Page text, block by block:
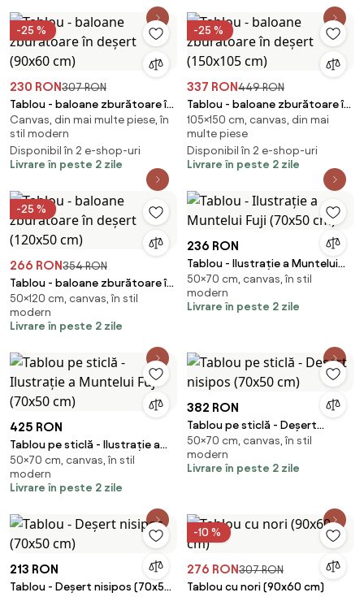
-25 %
230 RON307 RON
Tablou - baloane zburătoare în
deșert (90x60 cm)
Canvas, din mai multe piese, în
stil modern
Disponibil în 2 e-shop-uri
Livrare în peste 2 zile
-25 %
337 RON449 RON
Tablou - baloane zburătoare în
deșert (150x105 cm)
105×150 cm, canvas, din mai
multe piese
Disponibil în 2 e-shop-uri
Livrare în peste 2 zile
-25 %
266 RON354 RON
Tablou - baloane zburătoare în
deșert (120x50 cm)
50×120 cm, canvas, în stil
modern
Livrare în peste 2 zile
236 RON
Tablou - Ilustrație a Muntelui
Fuji (70x50 cm)
50×70 cm, canvas, în stil
modern
Livrare în peste 2 zile
425 RON
Tablou pe sticlă - Ilustrație a
Muntelui Fuji (70x50 cm)
50×70 cm, canvas, în stil
modern
Livrare în peste 2 zile
382 RON
Tablou pe sticlă - Deșert
nisipos (70x50 cm)
50×70 cm, canvas, în stil
modern
Livrare în peste 2 zile
213 RON
Tablou - Deșert nisipos (70x50
-10 %
276 RON307 RON
Tablou cu nori (90x60 cm)